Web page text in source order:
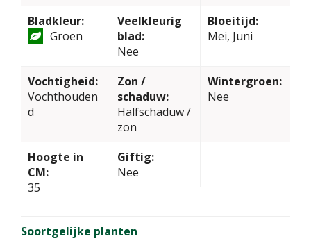
Bladkleur:
Groen
Veelkleurig
blad:
Nee
Bloeitijd:
Mei, Juni
Vochtigheid:
Vochthouden
d
Zon /
schaduw:
Halfschaduw /
zon
Wintergroen:
Nee
Hoogte in
CM:
35
Giftig:
Nee
Soortgelijke planten